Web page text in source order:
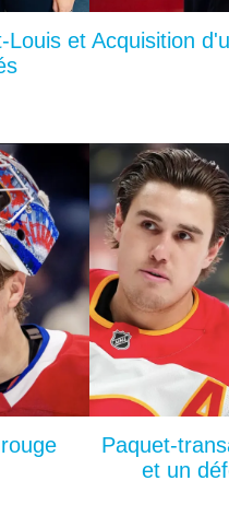
Louis et Acquisition
Paquet-
et un